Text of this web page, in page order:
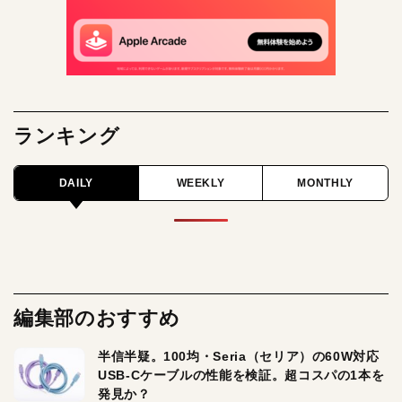
ランキング
DAILY WEEKLY MONTHLY
編集部のおすすめ
半信半疑。100均・Seria（セリア）の60W対応
USB-Cケーブルの性能を検証。超コスパの1本を
発見か？